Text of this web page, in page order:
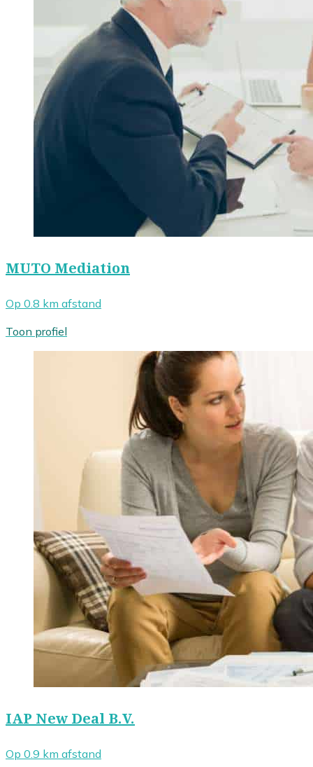
MUTO Mediation
Op 0.8 km afstand
Toon profiel
IAP New Deal B.V.
Op 0.9 km afstand